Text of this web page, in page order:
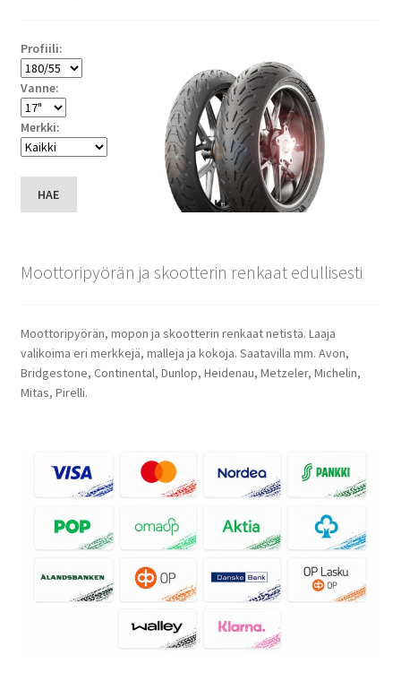
Profiili:
Vanne:
Merkki:
HAE
Moottoripyörän ja skootterin renkaat edullisesti
Moottoripyörän, mopon ja skootterin renkaat netistä. Laaja
valikoima eri merkkejä, malleja ja kokoja. Saatavilla mm. Avon,
Bridgestone, Continental, Dunlop, Heidenau, Metzeler, Michelin,
Mitas, Pirelli.